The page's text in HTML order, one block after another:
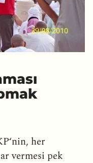
her
vermesi pek